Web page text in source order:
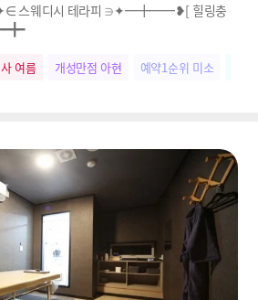
]✦∈ 스웨디시 테라피 ∋✦━╋━━❥[ 힐링충
여름 개성만점 아현 예약1순위 미소